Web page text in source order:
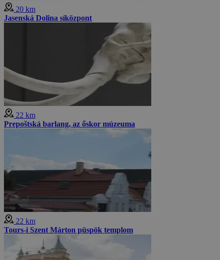
20 km
Jasenská Dolina síközpont
22 km
Prepoštská barlang, az őskor múzeuma
22 km
Tours-i Szent Márton püspök templom